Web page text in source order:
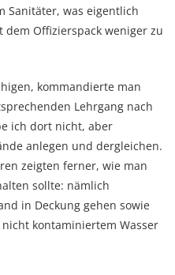
Sanitäter, was eigentlich
Offi­ziers­­­pack weniger zu
kom­man­dierte man
Lehrgang nach
ich dort nicht, aber
anlegen und der­glei­chen.
zeigten ferner, wie man
sollte: nämlich
in Deckung gehen sowie
kontaminiertem Wasser